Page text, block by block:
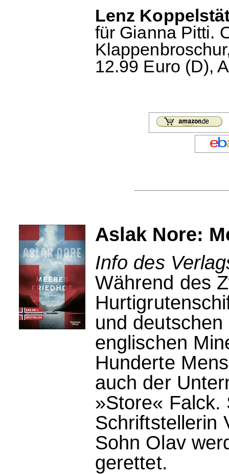
Lenz
für Gianna Pitti.
12.99 Euro (D),
Aslak Nore:
Info des
Während des
und
englischen
Hunderte
auch der
»Store« Falck.
Schriftstellerin
Sohn Olav
gerettet.